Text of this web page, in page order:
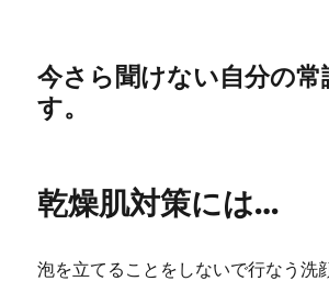
今さら聞けない自分の常
す。
乾燥肌対策には…
泡を立てることをしないで行なう洗